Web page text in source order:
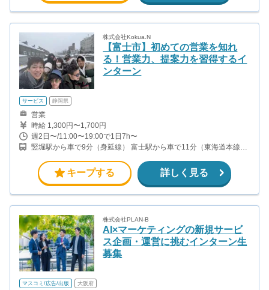
株式会社Kokua.N
【富士市】初めての営業を知れ
る！営業力、提案力を習得するイ
ンターン
サービス 静岡県
営業
時給 1,300円〜1,700円
週2日〜/11:00〜19:00で1日7h〜
竪堀駅から車で9分（身延線） 富士駅から車で11分（東海道本線、
キープする 詳しく見る
株式会社PLAN-B
AI×マーケティングの新規サービ
ス企画・運営に挑むインターン生
募集
マスコミ/広告/出版 大阪府